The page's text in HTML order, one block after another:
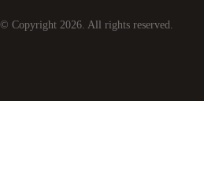
© Copyright 2026 . All rights reserved.